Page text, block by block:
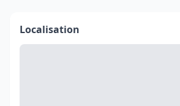
Localisation